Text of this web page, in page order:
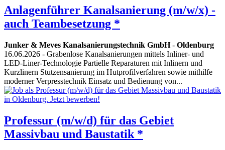
Anlagenführer Kanalsanierung (m/w/x) -
auch Teambesetzung *
Junker & Meves Kanalsanierungstechnik GmbH- Oldenburg
16.06.2026 - Grabenlose Kanalsanierungen mittels Inliner- und
LED-Liner-Technologie Partielle Reparaturen mit Inlinern und
Kurzlinern Stutzensanierung im Hutprofilverfahren sowie mithilfe
moderner Verpresstechnik Einsatz und Bedienung von...
Professur (m/w/d) für das Gebiet
Massivbau und Baustatik *